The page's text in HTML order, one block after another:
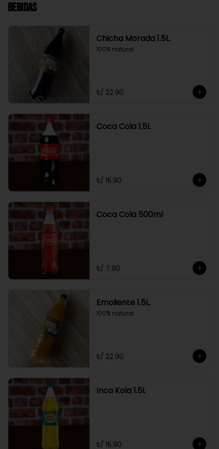
Bebidas
Chicha Morada 1.5L.
100% natural
S/ 22.90
Coca Cola 1.5L
S/ 15.90
Coca Cola 500ml
S/ 7.90
Emoliente 1.5L.
100% natural
S/ 22.90
Inca Kola 1.5L
S/ 15.90